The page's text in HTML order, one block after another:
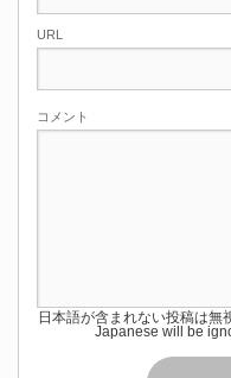
URL
コメント
日本語が含まれない投稿は
Japanese will be